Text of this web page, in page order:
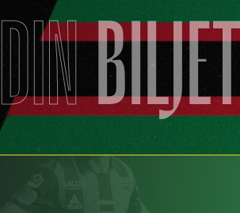
DIN